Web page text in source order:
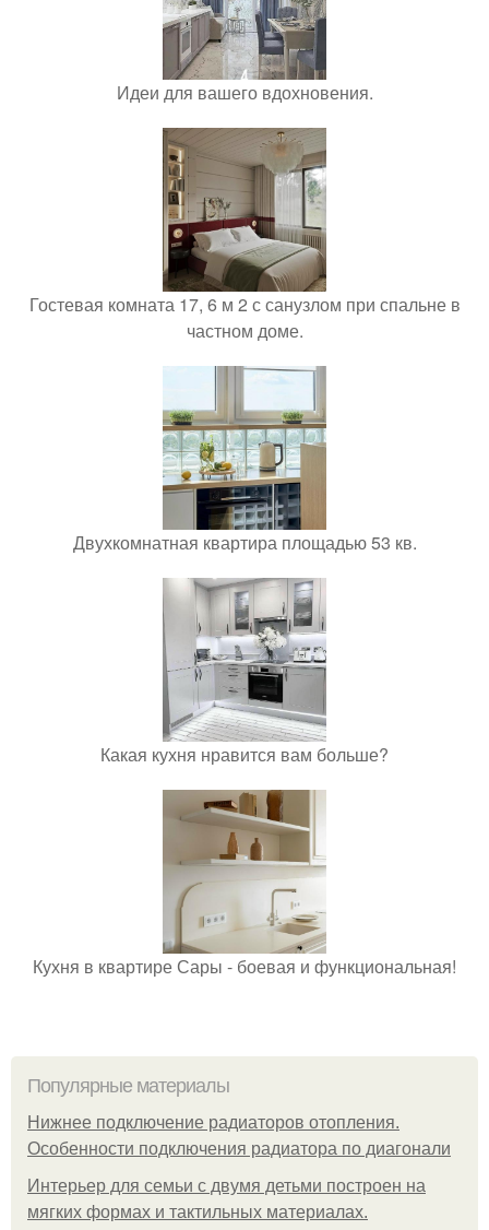
Идеи для вашего вдохновения.
Гостевая комната 17, 6 м 2 с санузлом при спальне в
частном доме.
Двухкомнатная квартира площадью 53 кв.
Какая кухня нравится вам больше?
Кухня в квартире Сары - боевая и функциональная!
Популярные материалы
Нижнее подключение радиаторов отопления.
Особенности подключения радиатора по диагонали
Интерьер для семьи с двумя детьми построен на
мягких формах и тактильных материалах.